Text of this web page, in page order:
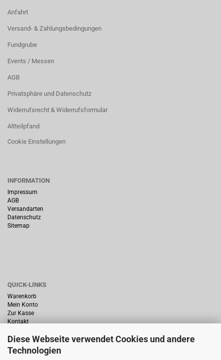
Diese Webseite verwendet Cookies und andere
Technologien
Anfahrt
Versand- & Zahlungsbedingungen
Fundgrube
Events / Messen
AGB
Privatsphäre und Datenschutz
Widerrufsrecht & Widerrufsformular
Altteilpfand
Cookie Einstellungen
INFORMATION
Impressum
AGB
Versandarten
Datenschutz
Sitemap
QUICK-LINKS
Warenkorb
Mein Konto
Zur Kasse
Kontakt